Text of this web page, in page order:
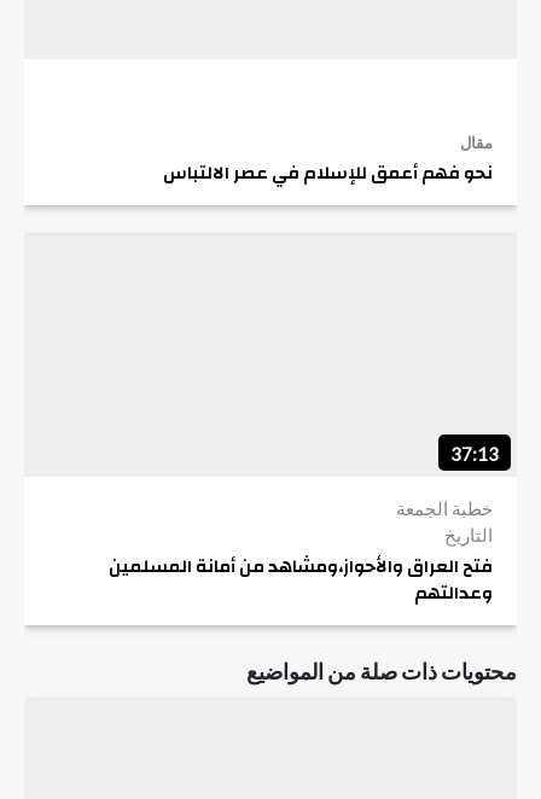
مقال
نحو فهم أعمق للإسلام في عصر الالتباس
37:13
خطبة الجمعة
التاريخ
فتح العراق والأحواز،ومشاهد من أمانة المسلمين
وعدالتهم
محتويات ذات صلة من المواضيع